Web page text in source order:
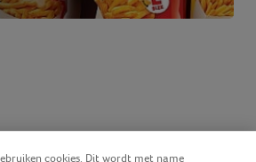
cookies. Dit wordt met name